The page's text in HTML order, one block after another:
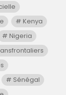
Kenya
Nigeria
Sénégal